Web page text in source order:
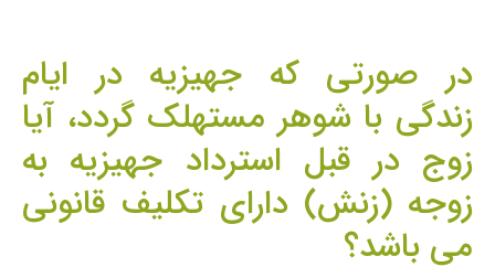
در صورتی که جهیزیه در ایام
زندگی با شوهر مستهلک گردد، آیا
زوج در قبل استرداد جهیزیه به
زوجه (زنش) دارای تکلیف قانونی
می باشد؟